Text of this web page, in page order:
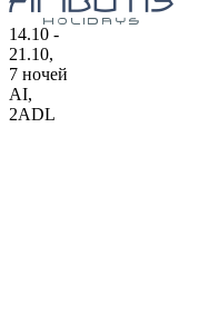
14.10 -
21.10,
7 ночей
AI,
2ADL